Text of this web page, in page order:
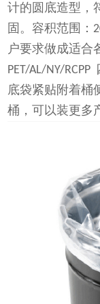
计的圆底造型，
固。容积范围：
户要求做成适合
PET/AL/NY/RCPP
底袋紧贴附着桶
桶，可以装更多